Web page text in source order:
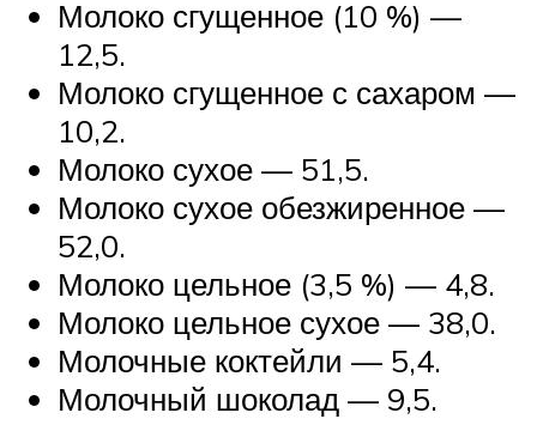
Молоко сгущенное (10 %) —
12,5.
Молоко сгущенное с сахаром —
10,2.
Молоко сухое — 51,5.
Молоко сухое обезжиренное —
52,0.
Молоко цельное (3,5 %) — 4,8.
Молоко цельное сухое — 38,0.
Молочные коктейли — 5,4.
Молочный шоколад — 9,5.